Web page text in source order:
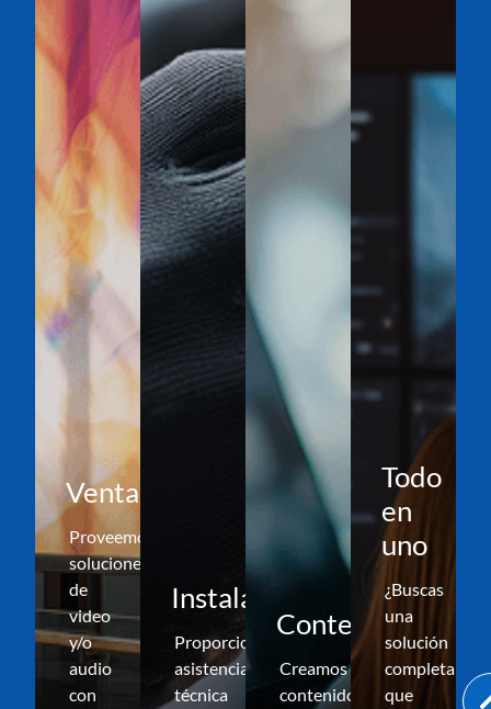
Venta
Proveemos
soluciones
de
video
y/o
audio
con
Instalación
Proporcionamos
asistencia
técnica
Contenido
Creamos
contenidos
Todo
en
uno
¿Buscas
una
solución
completa
que